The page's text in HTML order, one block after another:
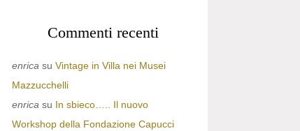
Commenti recenti
enrica su Vintage in Villa nei Musei
Mazzucchelli
enrica su In sbieco….. Il nuovo
Workshop della Fondazione Capucci